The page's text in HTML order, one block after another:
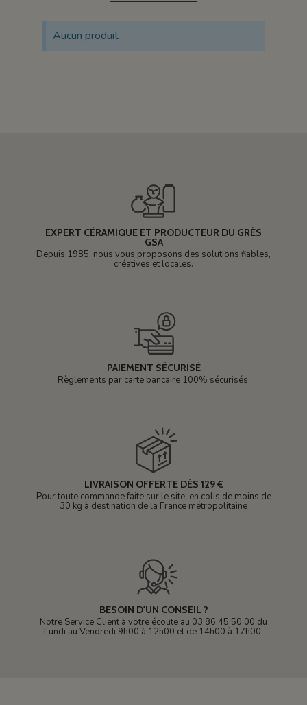
Aucun produit
EXPERT CÉRAMIQUE ET PRODUCTEUR DU GRÈS
GSA
Depuis 1985, nous vous proposons des solutions fiables,
créatives et locales.
PAIEMENT SÉCURISÉ
Règlements par carte bancaire 100% sécurisés.
LIVRAISON OFFERTE DÈS 129 €
Pour toute commande faite sur le site, en colis de moins de
30 kg à destination de la France métropolitaine
BESOIN D'UN CONSEIL ?
Notre Service Client à votre écoute au 03 86 45 50 00 du
Lundi au Vendredi 9h00 à 12h00 et de 14h00 à 17h00.